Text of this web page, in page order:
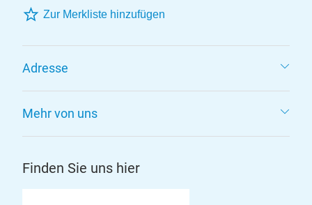
Zur Merkliste hinzufügen
Adresse
Mehr von uns
Finden Sie uns hier